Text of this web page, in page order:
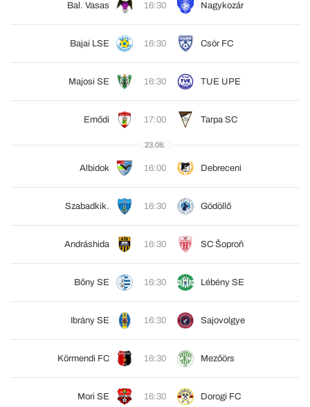
Bal. Vasas 16:30 Nagykozár
Bajai LSE 16:30 Csór FC
Majosi SE 16:30 TUE UPE
Emődi 17:00 Tarpa SC
23.08.
Albidok 16:00 Debreceni
Szabadkik. 16:30 Gödöllő
Andráshida 16:30 SC Šoproň
Bőny SE 16:30 Lébény SE
Ibrány SE 16:30 Sajovolgye
Körmendi FC 16:30 Mezőörs
Mori SE 16:30 Dorogi FC